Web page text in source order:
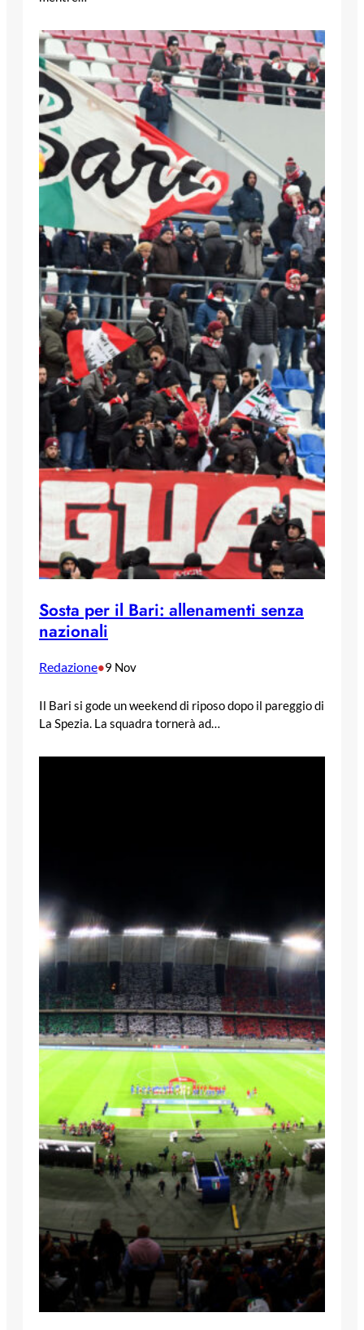
Sosta per il Bari: allenamenti senza
nazionali
Redazione•9 Nov
Il Bari si gode un weekend di riposo dopo il pareggio di
La Spezia. La squadra tornerà ad…